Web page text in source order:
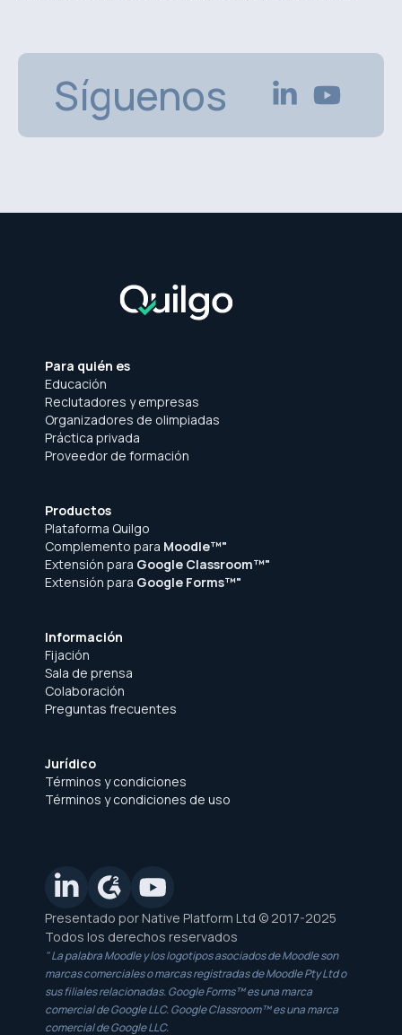
Síguenos
Para quién es
Educación
Reclutadores y empresas
Organizadores de olimpiadas
Práctica privada
Proveedor de formación
Productos
Plataforma Quilgo
Complemento para Moodle™"
Extensión para Google Classroom™"
Extensión para Google Forms™"
Información
Fijación
Sala de prensa
Colaboración
Preguntas frecuentes
Jurídico
Términos y condiciones
Términos y condiciones de uso
Presentado por Native Platform Ltd © 2017-2025
Todos los derechos reservados
" La palabra Moodle y los logotipos asociados de Moodle son
marcas comerciales o marcas registradas de Moodle Pty Ltd o
sus filiales relacionadas. Google Forms™ es una marca
comercial de Google LLC. Google Classroom™ es una marca
comercial de Google LLC.